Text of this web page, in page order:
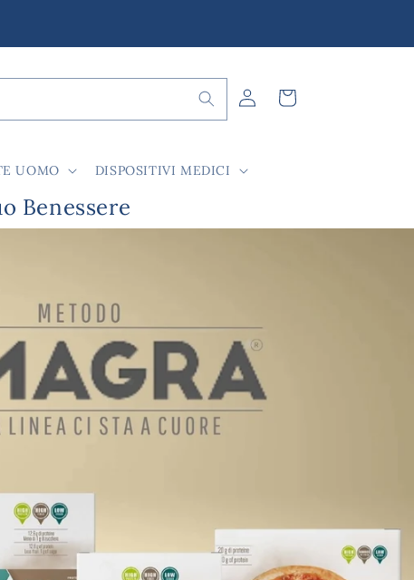
UOMO DISPOSITIVI MEDICI
Accedi Carrello
Benessere